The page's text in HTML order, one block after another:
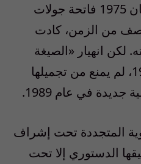
يوم الثالث عشر من نيسان 1975 فاتحة جولات
من الزمن، كادت
لكن انهيار «الصيغة
اللبنانية» بنت تسوية 1943، لم يمنع من تجميلها
في عام 1989.
المتجددة تحت إشراف
الدستوري إلا تحت